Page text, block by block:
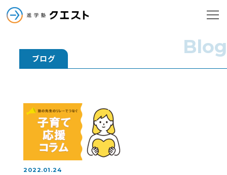
進学塾クエスト メニュー
進学塾クエスト
小学部
中学部
ブログ
Blog
2022.01.24